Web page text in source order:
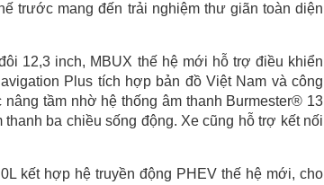
trước mang đến trải nghiệm thư giãn toàn diện
12,3 inch, MBUX thế hệ mới hỗ trợ điều khiển
Plus tích hợp bản đồ Việt Nam và công
tầm nhờ hệ thống âm thanh Burmester® 13
ba chiều sống động. Xe cũng hỗ trợ kết nối
kết hợp hệ truyền động PHEV thế hệ mới, cho